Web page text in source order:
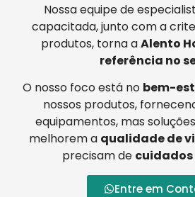
Nossa equipe de
capacitada, junto com a
produtos, torna aAlento
referência no
O nosso foco está no bem-
nossos produtos,
equipamentos, mas
melhorem a qualidade de
precisam de cuidados
Entre em